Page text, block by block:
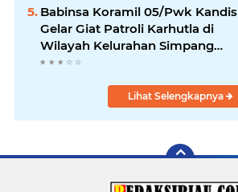
Babinsa Koramil 05/Pwk Kandis
Gelar Giat Patroli Karhutla di
Wilayah Kelurahan Simpang
Belutu
Lihat Selengkapnya